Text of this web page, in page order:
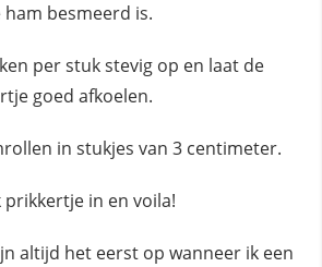
besmeerd is.
per stuk stevig op en laat de
goed afkoelen.
in stukjes van 3 centimeter.
prikkertje in en voila!
altijd het eerst op wanneer ik een